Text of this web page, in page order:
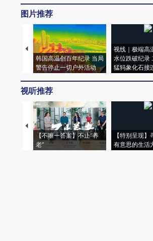
图片推荐
韩国高温创百年纪录 当局
警告停止一切户外活动
视线｜极端高
水位跌破纪录
猛犸象化石接
视听推荐
【不唯一答案】不止“养
老”
【特别呈现
有意思的生活